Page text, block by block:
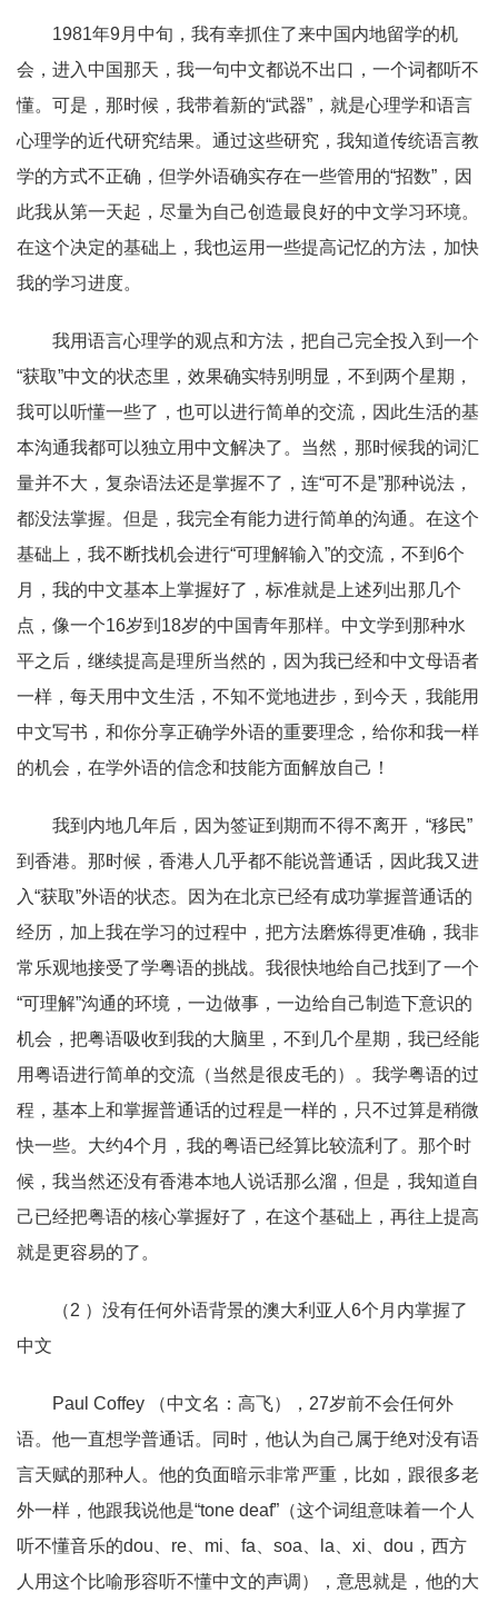
1981年9月中旬，我有幸抓住了来中国内地留学的机
会，进入中国那天，我一句中文都说不出口，一个词都听不
懂。可是，那时候，我带着新的“武器” ，就是心理学和语言
心理学的近代研究结果。通过这些研究，我知道传统语言教
学的方式不正确，但学外语确实存在一些管用的“招数” ，因
此我从第一天起，尽量为自己创造最良好的中文学习环境。
在这个决定的基础上，我也运用一些提高记忆的方法，加快
我的学习进度。
我用语言心理学的观点和方法，把自己完全投入到一个
“获取”中文的状态里，效果确实特别明显，不到两个星期，
我可以听懂一些了，也可以进行简单的交流，因此生活的基
本沟通我都可以独立用中文解决了。当然，那时候我的词汇
量并不大，复杂语法还是掌握不了，连“可不是”那种说法，
都没法掌握。但是，我完全有能力进行简单的沟通。在这个
基础上，我不断找机会进行“可理解输入”的交流，不到 6个
月，我的中文基本上掌握好了，标准就是上述列出那几个
点，像一个16岁到 18岁的中国青年那样。中文学到那种水
平之后，继续提高是理所当然的，因为我已经和中文母语者
一样，每天用中文生活，不知不觉地进步，到今天，我能用
中文写书，和你分享正确学外语的重要理念，给你和我一样
的机会，在学外语的信念和技能方面解放自己！
我到内地几年后，因为签证到期而不得不离开，“移民”
到香港。那时候，香港人几乎都不能说普通话，因此我又进
入“获取”外语的状态。因为在北京已经有成功掌握普通话的
经历，加上我在学习的过程中，把方法磨炼得更准确，我非
常乐观地接受了学粤语的挑战。我很快地给自己找到了一个
“可理解”沟通的环境，一边做事，一边给自己制造下意识的
机会，把粤语吸收到我的大脑里，不到几个星期，我已经能
用粤语进行简单的交流（当然是很皮毛的）。我学粤语的过
程，基本上和掌握普通话的过程是一样的，只不过算是稍微
快一些。大约4个月，我的粤语已经算比较流利了。那个时
候，我当然还没有香港本地人说话那么溜，但是，我知道自
己已经把粤语的核心掌握好了，在这个基础上，再往上提高
就是更容易的了。
（2 ）没有任何外语背景的澳大利亚人 6个月内掌握了
中文
Paul Coffey （中文名 ：高飞）， 27岁前不会任何外
语。他一直想学普通话。同时，他认为自己属于绝对没有语
言天赋的那种人。他的负面暗示非常严重，比如，跟很多老
外一样，他跟我说他是“tone deaf” （这个词组意味着一个人
听不懂音乐的dou re mi fa soa la xi dou ，西方
人用这个比喻形容听不懂中文的声调），意思就是，他的大